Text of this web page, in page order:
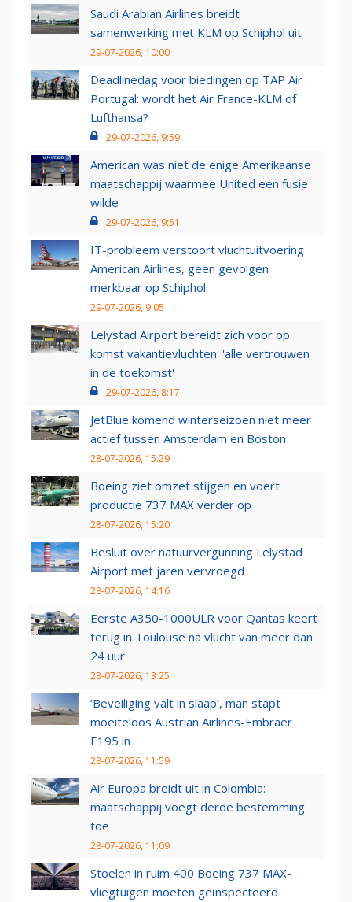
Saudi Arabian Airlines breidt
samenwerking met KLM op Schiphol uit
29-07-2026, 10:00
Deadlinedag voor biedingen op TAP Air
Portugal: wordt het Air France-KLM of
Lufthansa?
29-07-2026, 9:59
American was niet de enige Amerikaanse
maatschappij waarmee United een fusie
wilde
29-07-2026, 9:51
IT-probleem verstoort vluchtuitvoering
American Airlines, geen gevolgen
merkbaar op Schiphol
29-07-2026, 9:05
Lelystad Airport bereidt zich voor op
komst vakantievluchten: 'alle vertrouwen
in de toekomst'
29-07-2026, 8:17
JetBlue komend winterseizoen niet meer
actief tussen Amsterdam en Boston
28-07-2026, 15:29
Boeing ziet omzet stijgen en voert
productie 737 MAX verder op
28-07-2026, 15:20
Besluit over natuurvergunning Lelystad
Airport met jaren vervroegd
28-07-2026, 14:16
Eerste A350-1000ULR voor Qantas keert
terug in Toulouse na vlucht van meer dan
24 uur
28-07-2026, 13:25
‘Beveiliging valt in slaap’, man stapt
moeiteloos Austrian Airlines-Embraer
E195 in
28-07-2026, 11:59
Air Europa breidt uit in Colombia:
maatschappij voegt derde bestemming
toe
28-07-2026, 11:09
Stoelen in ruim 400 Boeing 737 MAX-
vliegtuigen moeten geïnspecteerd